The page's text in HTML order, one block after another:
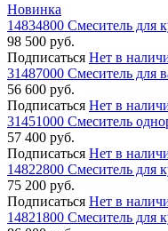
Новинка
14834800 Смеситель
98 500 руб.
Подписаться Нет в
31487000 Смеситель
56 600 руб.
Подписаться Нет в
31451000 Смеситель
57 400 руб.
Подписаться Нет в
14822800 Cмеситель
75 200 руб.
Подписаться Нет в
14821800 Смеситель